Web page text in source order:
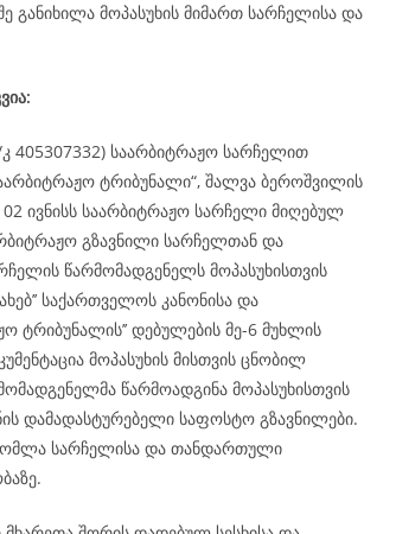
განიხილა მოპასუხის მიმართ სარჩელისა და
კ 405307332) საარბიტრაჟო სარჩელით
ტრიბუნალი“, შალვა ბეროშვილის
ივნისს საარბიტრაჟო სარჩელი მიღებულ
გზავნილი სარჩელთან და
წარმომადგენელს მოპასუხისთვის
საქართველოს კანონისა და
ტრიბუნალის’’ დებულების მე-6 მუხლის
მოპასუხის მისთვის ცნობილ
წარმოადგინა მოპასუხისთვის
დამადასტურებელი საფოსტო გზავნილები.
სარჩელისა და თანდართული